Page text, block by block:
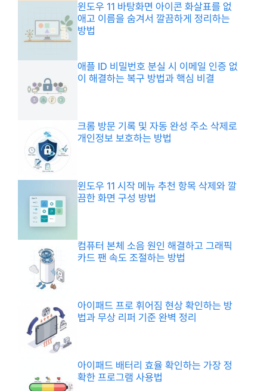
윈도우 11 바탕화면 아이콘 화살표를 없
애고 이름을 숨겨서 깔끔하게 정리하는
방법
애플 ID 비밀번호 분실 시 이메일 인증 없
이 해결하는 복구 방법과 핵심 비결
크롬 방문 기록 및 자동 완성 주소 삭제로
개인정보 보호하는 방법
윈도우 11 시작 메뉴 추천 항목 삭제와 깔
끔한 화면 구성 방법
컴퓨터 본체 소음 원인 해결하고 그래픽
카드 팬 속도 조절하는 방법
아이패드 프로 휘어짐 현상 확인하는 방
법과 무상 리퍼 기준 완벽 정리
아이패드 배터리 효율 확인하는 가장 정
확한 프로그램 사용법